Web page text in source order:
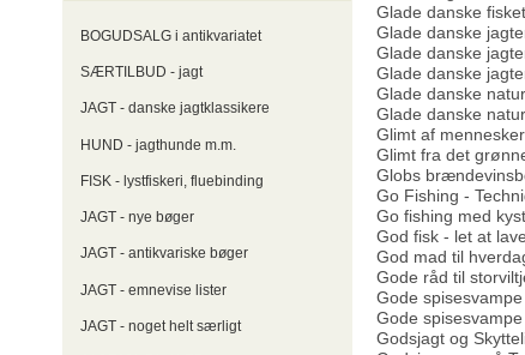
BOGUDSALG i antikvariatet
SÆRTILBUD - jagt
JAGT - danske jagtklassikere
HUND - jagthunde m.m.
FISK - lystfiskeri, fluebinding
JAGT - nye bøger
JAGT - antikvariske bøger
JAGT - emnevise lister
JAGT - noget helt særligt
Glade danske
Glade danske
Glade danske
Glade danske
Glade danske
Glade danske
Glimt af
Glimt fra det
Globs
Go Fishing -
Go fishing med
God fisk - let at lave
God mad til
Gode råd til
Gode spisesvampe
Gode spisesvampe
Godsjagt og